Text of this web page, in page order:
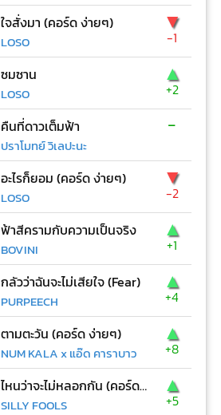
ใจสั่งมา (คอร์ด ง่ายๆ)
LOSO
▼
-1
ซมซาน
LOSO
▲
+2
คืนที่ดาวเต็มฟ้า
ปราโมทย์ วิเลปะนะ
-
อะไรก็ยอม (คอร์ด ง่ายๆ)
LOSO
▼
-2
ฟ้าสีครามกับความเป็นจริง
BOVINI
▲
+1
กลัวว่าฉันจะไม่เสียใจ (Fear)
PURPEECH
▲
+4
ตามตะวัน (คอร์ด ง่ายๆ)
NUM KALA x แอ๊ด คาราบาว
▲
+8
ไหนว่าจะไม่หลอกกัน (คอร์ด ง่ายๆ)
SILLY FOOLS
▲
+5